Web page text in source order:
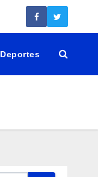
Deportes